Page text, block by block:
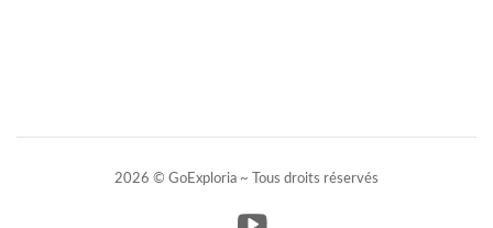
2026 © GoExploria ~ Tous droits réservés